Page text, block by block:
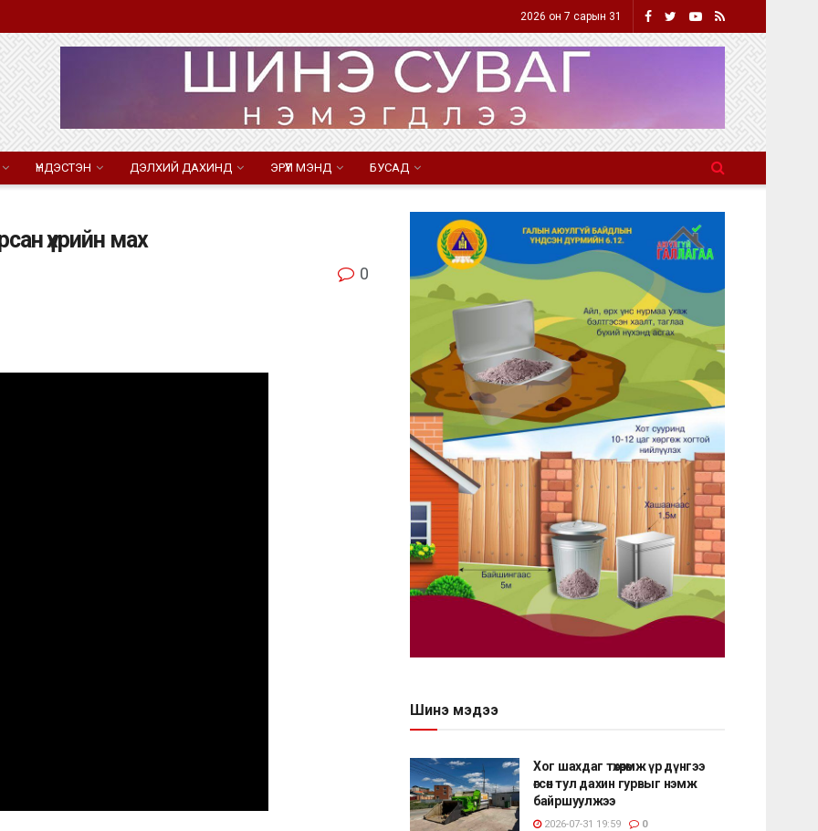
2026 он 7 сарын 31
ҮНДЭСТЭН ДЭЛХИЙ ДАХИНД ЭРҮҮЛ МЭНД БУСАД
үхрийн мах
0
Шинэ мэдээ
Хог шахдаг төхөөрөмж үр дүнгээ
өгсөн тул дахин гурвыг нэмж
байршуулжээ
2026-07-31 19:59 0